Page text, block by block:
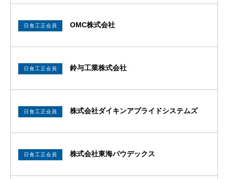
日食工正会員 OMC株式会社
日食工正会員 鈴与工業株式会社
日食工正会員 株式会社ダイキンアプライドシステムズ
日食工正会員 株式会社東海パウデックス